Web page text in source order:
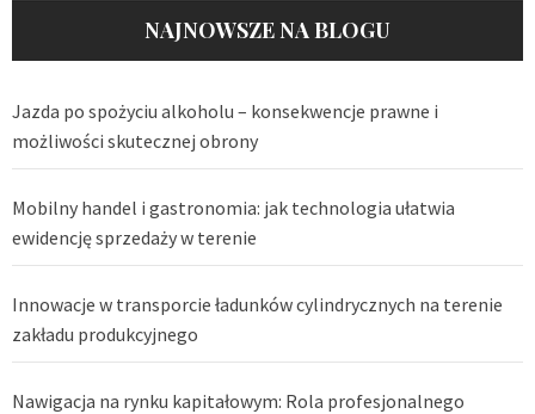
NAJNOWSZE NA BLOGU
Jazda po spożyciu alkoholu – konsekwencje prawne i
możliwości skutecznej obrony
Mobilny handel i gastronomia: jak technologia ułatwia
ewidencję sprzedaży w terenie
Innowacje w transporcie ładunków cylindrycznych na terenie
zakładu produkcyjnego
Nawigacja na rynku kapitałowym: Rola profesjonalnego